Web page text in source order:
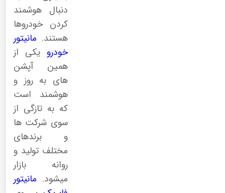
دنبال هوشمند
کردن خودروها
هستند. مانیتور
خودرو یکی از
همین آپشن
های به روز و
هوشمند است
که به تازگی از
سوی شرکت ها
و برندهای
مختلف تولید و
روانه بازار
میشود. مانیتور